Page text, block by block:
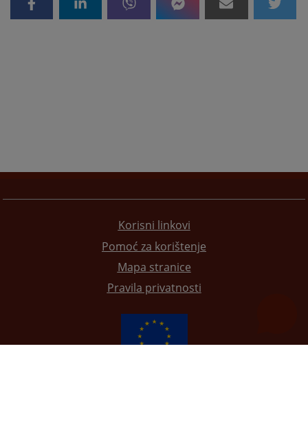
Korisni linkovi
Pomoć za korištenje
Mapa stranice
Pravila privatnosti